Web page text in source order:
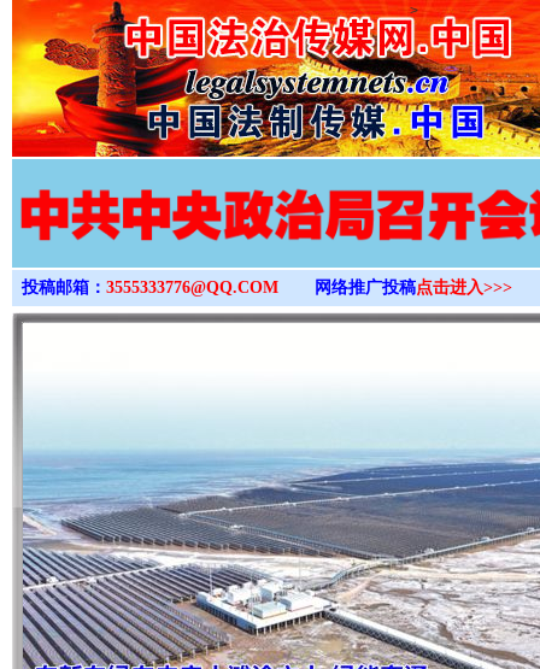
>
投稿邮箱： 3555333776@QQ.COM 网络推广投稿点击进入>>>